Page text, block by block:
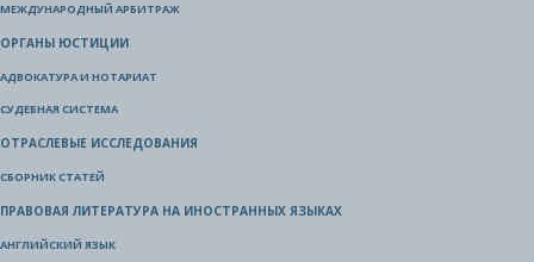
МЕЖДУНАРОДНЫЙ АРБИТРАЖ
ОРГАНЫ ЮСТИЦИИ
АДВОКАТУРА И НОТАРИАТ
СУДЕБНАЯ СИСТЕМА
ОТРАСЛЕВЫЕ ИССЛЕДОВАНИЯ
СБОРНИК СТАТЕЙ
ПРАВОВАЯ ЛИТЕРАТУРА НА ИНОСТРАННЫХ ЯЗЫКАХ
АНГЛИЙСКИЙ ЯЗЫК